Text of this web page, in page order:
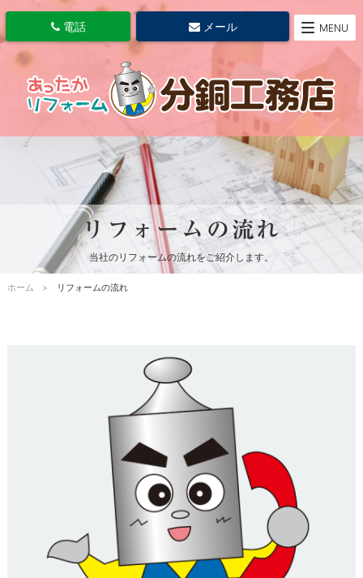
電話 メール MENU
リフォームの流れ
当社のリフォームの流れをご紹介します。
ホーム リフォームの流れ